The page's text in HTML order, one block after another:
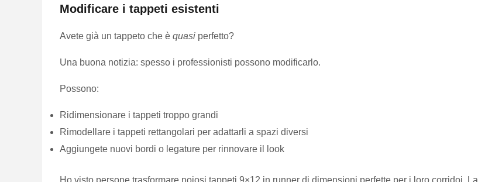
Modificare i tappeti esistenti
Avete già un tappeto che è quasi perfetto?
Una buona notizia: spesso i professionisti possono modificarlo.
Possono:
Ridimensionare i tappeti troppo grandi
Rimodellare i tappeti rettangolari per adattarli a spazi diversi
Aggiungete nuovi bordi o legature per rinnovare il look
Ho visto persone trasformare noiosi tappeti 9×12 in runner di dimensioni perfette per i loro corridoi. La